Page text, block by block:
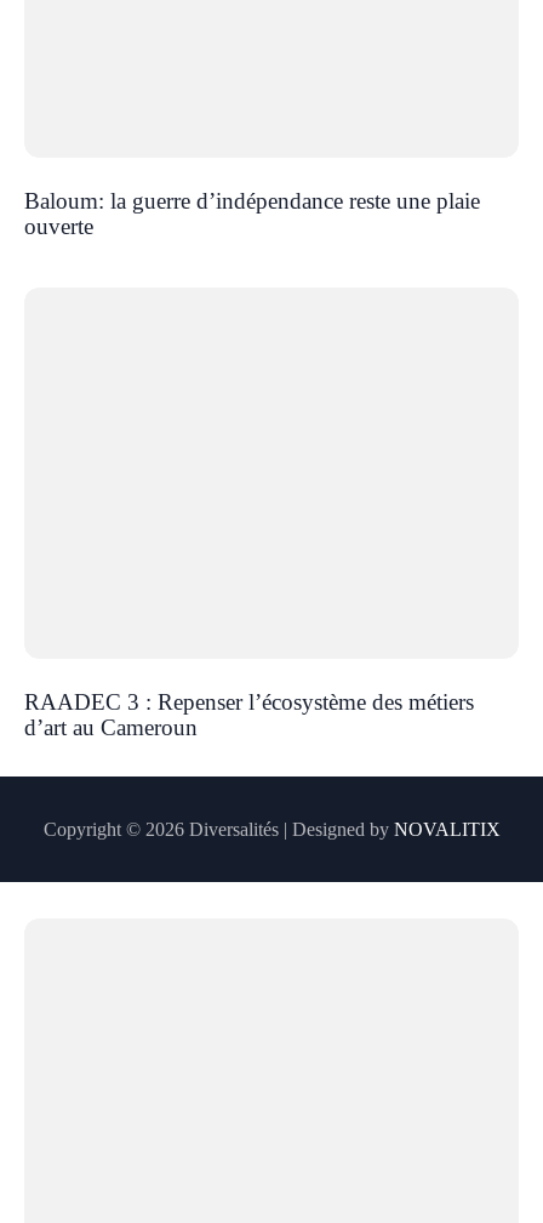
Baloum: la guerre d’indépendance reste une plaie
ouverte
RAADEC 3 : Repenser l’écosystème des métiers
d’art au Cameroun
Copyright © 2026 Diversalités | Designed by NOVALITIX